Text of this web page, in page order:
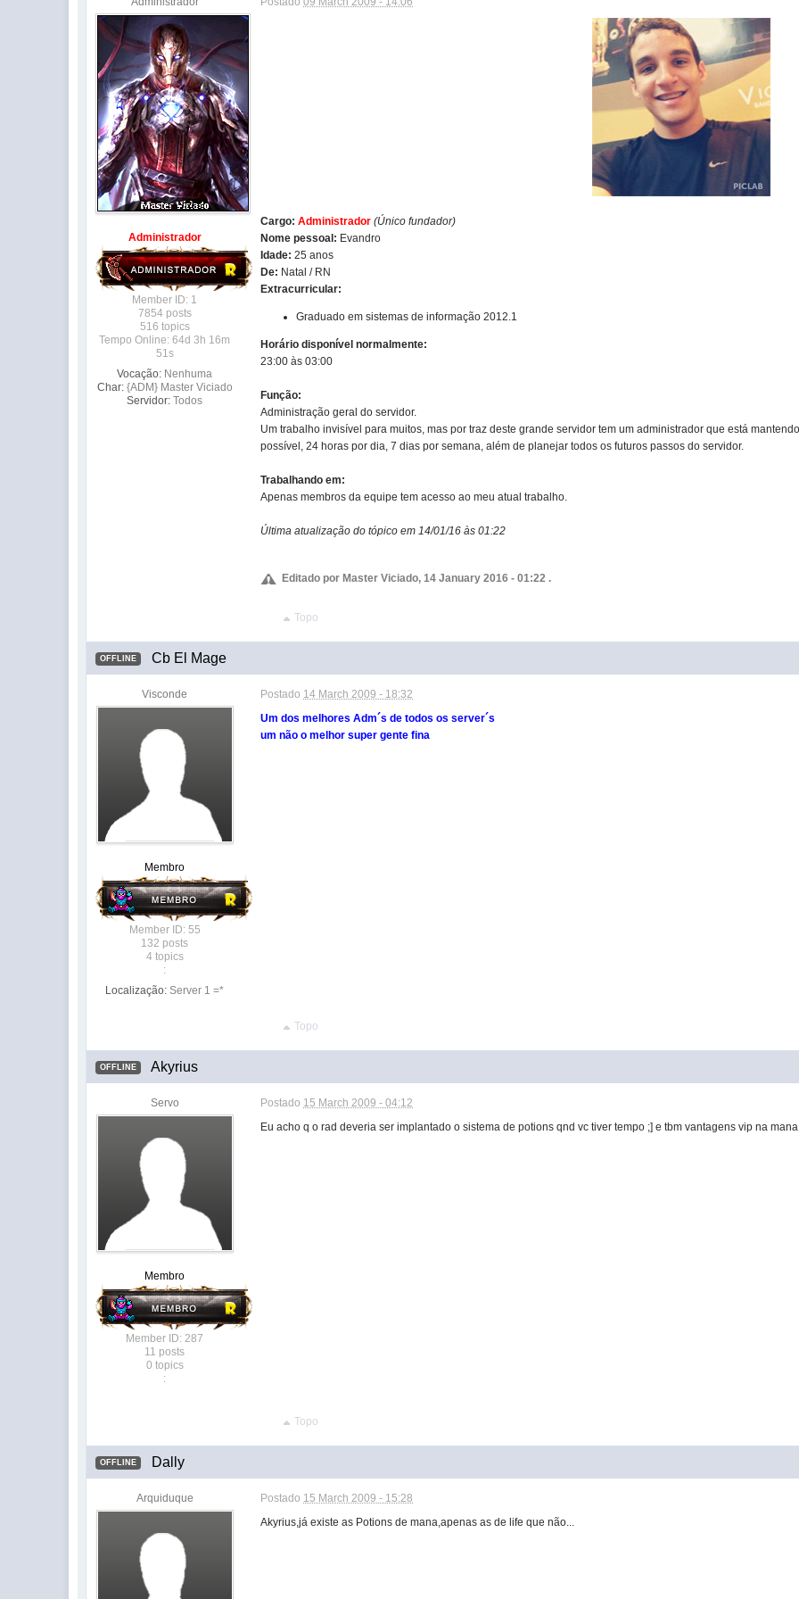
Administrador
Member ID: 1
7854 posts
516 topics
Tempo Online: 64d 3h 16m
51s
Vocação: Nenhuma
Char: {ADM} Master Viciado
Servidor: Todos
Cargo: Administrador (Único fundador)
Nome pessoal: Evandro
Idade: 25 anos
De: Natal / RN
Extracurricular:
Graduado em sistemas de informação 2012.1
Horário disponível normalmente:
23:00 às 03:00
Função:
Administração geral do servidor.
Um trabalho invisível para muitos, mas por traz deste grande servidor tem um administrador que está
possível, 24 horas por dia, 7 dias por semana, além de planejar todos os futuros passos do servidor.
Trabalhando em:
Apenas membros da equipe tem acesso ao meu atual trabalho.
Última atualização do tópico em 14/01/16 às 01:22
Editado por Master Viciado, 14 January 2016 - 01:22 .
Topo
OFFLINE Cb El Mage
Visconde
Membro
Member ID: 55
132 posts
4 topics
:
Localização: Server 1 =*
Postado 14 March 2009 - 18:32
Um dos melhores Adm´s de todos os server´s
um não o melhor super gente fina
Topo
OFFLINE Akyrius
Servo
Membro
Member ID: 287
11 posts
0 topics
:
Postado 15 March 2009 - 04:12
Eu acho q o rad deveria ser implantado o sistema de potions qnd vc tiver tempo ;] e tbm vantagens vip na
Topo
OFFLINE Dally
Arquiduque Postado 15 March 2009 - 15:28
Akyrius,já existe as Potions de mana,apenas as de life que não...